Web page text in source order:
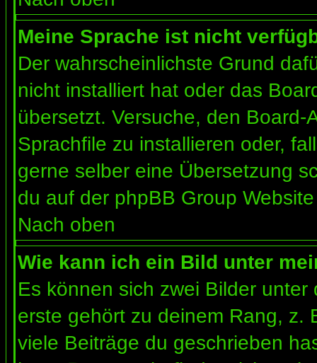
Meine Sprache ist nicht
Der wahrscheinlichste Grund
nicht installiert hat oder das
übersetzt. Versuche, den
Sprachfile zu installieren oder,
gerne selber eine Übersetzung
du auf der phpBB Group
Nach oben
Wie kann ich ein Bild unter
Es können sich zwei Bilder
erste gehört zu deinem Rang, z.
viele Beiträge du geschrieben